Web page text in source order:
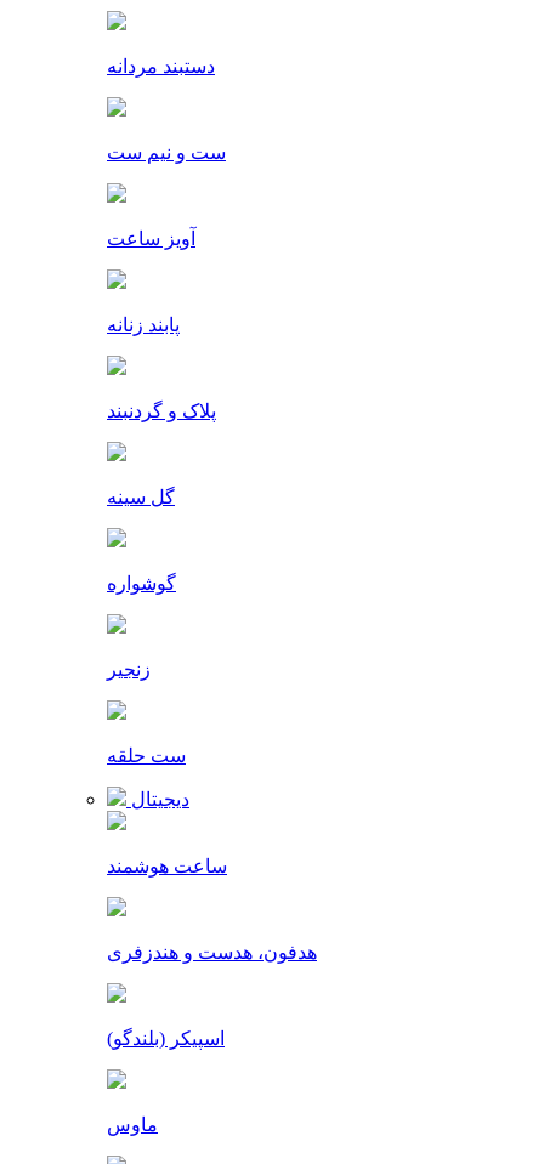
دستبند مردانه
ست و نیم ست
آویز ساعت
پابند زنانه
پلاک و گردنبند
گل سینه
گوشواره
زنجیر
ست حلقه
دیجیتال
ساعت هوشمند
هدفون، هدست و هندزفری
اسپیکر (بلندگو)
ماوس